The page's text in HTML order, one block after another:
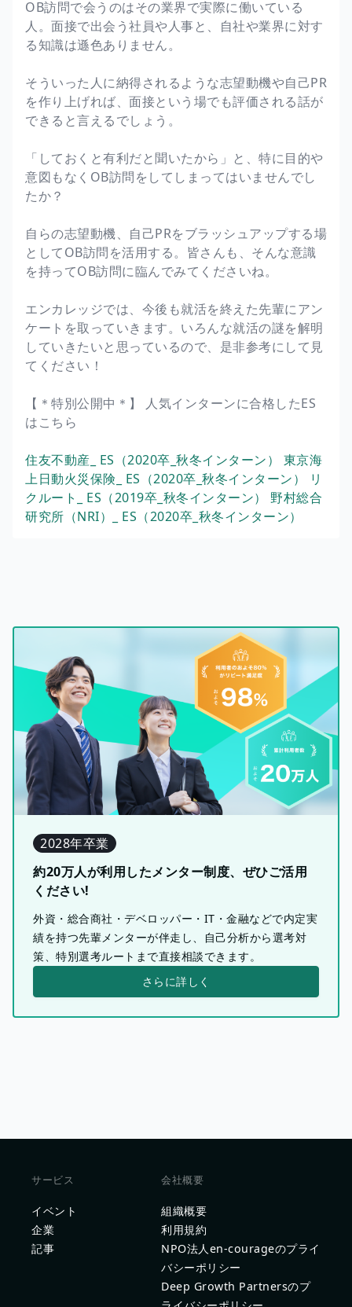
OB訪問で会うのはその業界で実際に働いている
人。面接で出会う社員や人事と、自社や業界に対す
る知識は遜色ありません。
そういった人に納得されるような志望動機や自己PR
を作り上げれば、面接という場でも評価される話が
できると言えるでしょう。
「しておくと有利だと聞いたから」と、特に目的や
意図もなくOB訪問をしてしまってはいませんでし
たか？
自らの志望動機、自己PRをブラッシュアップする場
としてOB訪問を活用する。皆さんも、そんな意識
を持ってOB訪問に臨んでみてくださいね。
エンカレッジでは、今後も就活を終えた先輩にアン
ケートを取っていきます。いろんな就活の謎を解明
していきたいと思っているので、是非参考にして見
てください！
【＊特別公開中＊】 人気インターンに合格したES
はこちら
住友不動産_ ES（2020卒_秋冬インターン） 東京海
上日動火災保険_ ES（2020卒_秋冬インターン）
リ
クルート_ ES（2019卒_秋冬インターン） 野村総合
研究所（NRI）_ ES（2020卒_秋冬インターン）
2028年卒業
約20万人が利用したメンター制度、ぜひご活用
ください!
外資・総合商社・デベロッパー・IT・金融などで内定実
績を持つ先輩メンターが伴走し、自己分析から選考対
策、特別選考ルートまで直接相談できます。
さらに詳しく
サービス
イベント
企業
記事
会社概要
組織概要
利用規約
NPO法人en-courageのプライ
バシーポリシー
Deep Growth Partnersのプ